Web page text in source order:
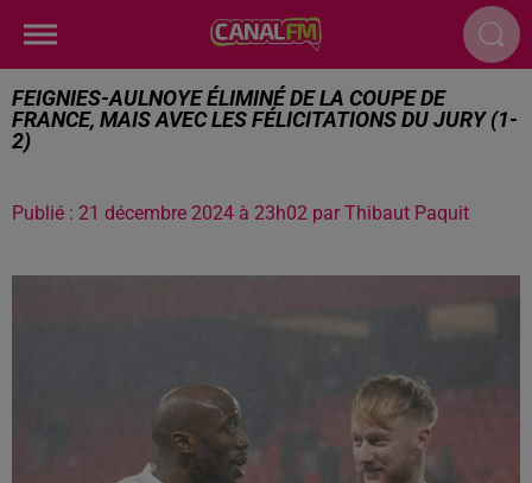
FEIGNIES-AULNOYE ÉLIMINÉ DE LA COUPE DE
FRANCE, MAIS AVEC LES FÉLICITATIONS DU JURY (1-
2)
Publié : 21 décembre 2024 à 23h02 par Thibaut Paquit